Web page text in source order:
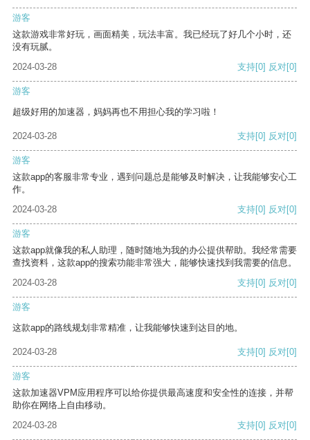
游客
这款游戏非常好玩，画面精美，玩法丰富。我已经玩了好几个小时，还
没有玩腻。
2024-03-28
支持[0] 反对[0]
游客
超级好用的加速器，妈妈再也不用担心我的学习啦！
2024-03-28 支持[0] 反对[0]
游客
这款app的客服非常专业，遇到问题总是能够及时解决，让我能够安心工
作。
2024-03-28
支持[0] 反对[0]
游客
这款app就像我的私人助理，随时随地为我的办公提供帮助。我经常需要
查找资料，这款app的搜索功能非常强大，能够快速找到我需要的信息。
2024-03-28
支持[0] 反对[0]
游客
这款app的路线规划非常精准，让我能够快速到达目的地。
2024-03-28 支持[0] 反对[0]
游客
这款加速器VPM应用程序可以给你提供最高速度和安全性的连接，并帮
助你在网络上自由移动。
2024-03-28
支持[0] 反对[0]